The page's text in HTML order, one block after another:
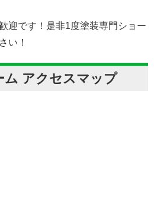
装工事を通して感動と満足をお
のお付き合いをさせていただけ
迎です！是非1度塗装専門ショー